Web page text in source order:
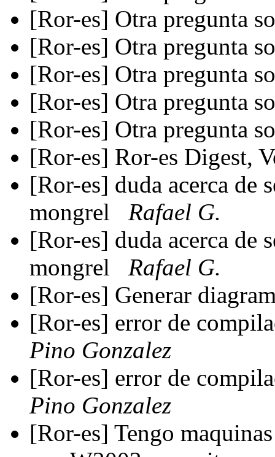
[Ror-es] Otra pregunta
[Ror-es] Otra pregunta
[Ror-es] Otra pregunta
[Ror-es] Otra pregunta
[Ror-es] Otra pregunta
[Ror-es] Ror-es Digest,
[Ror-es] duda acerca de
mongrel
Rafael G.
[Ror-es] duda acerca de
mongrel
Rafael G.
[Ror-es] Generar
[Ror-es] error de
Pino Gonzalez
[Ror-es] error de
Pino Gonzalez
[Ror-es] Tengo